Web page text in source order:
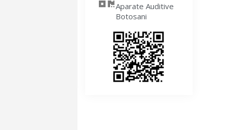
Aparate Auditive
Botosani